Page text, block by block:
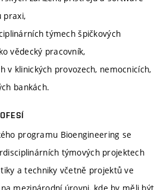
praxi,
týmech špičkových
vědecký pracovník,
v klinických provozech, nemocnicích,
bankách.
programu Bioengineering se
týmových projektech
a techniky včetně projektů ve